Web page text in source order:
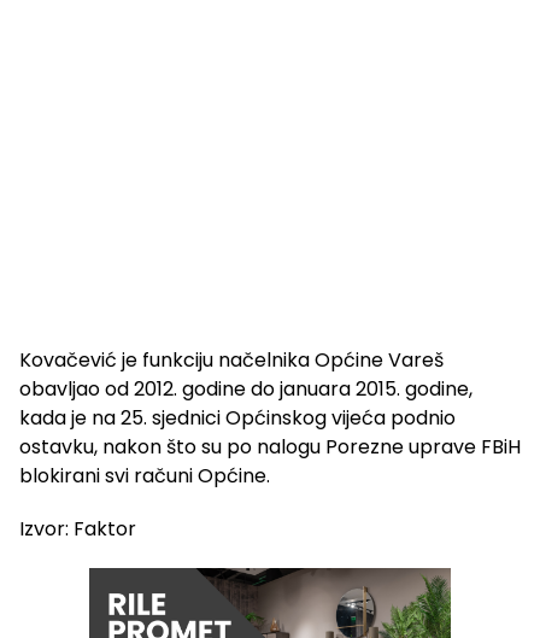
Kovačević je funkciju načelnika Općine Vareš
obavljao od 2012. godine do januara 2015. godine,
kada je na 25. sjednici Općinskog vijeća podnio
ostavku, nakon što su po nalogu Porezne uprave FBiH
blokirani svi računi Općine.
Izvor: Faktor